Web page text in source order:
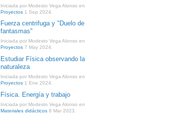
Iniciada por Modesto Vega Alonso en
Proyectos 1 Sep 2024.
Fuerza centrifuga y "Duelo de
fantasmas"
Iniciada por Modesto Vega Alonso en
Proyectos 7 May 2024.
Estudiar Física observando la
naturaleza
Iniciada por Modesto Vega Alonso en
Proyectos 1 Ene 2024.
Física. Energía y trabajo
Iniciada por Modesto Vega Alonso en
Materiales didácticos 8 Mar 2023.